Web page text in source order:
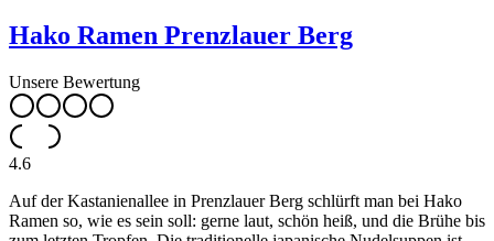
Hako Ramen Prenzlauer Berg
Unsere Bewertung
4.6
Auf der Kastanienallee in Prenzlauer Berg schlürft man bei Hako
Ramen so, wie es sein soll: gerne laut, schön heiß, und die Brühe bis